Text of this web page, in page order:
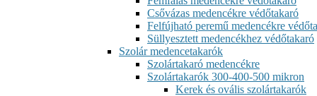
Csővázas medencékre védőtakaró
Felfújható peremű medencékre
Süllyesztett medencékhez védőtakaró
Szolár medencetakarók
Szolártakaró medencékre
Szolártakarók 300-400-500 mikron
Kerek és ovális szolártakarók